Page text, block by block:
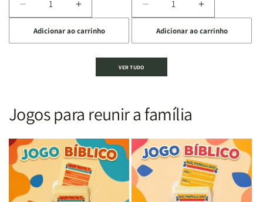
Diminuir
a
quantidade
de
Almeida
Letra
Média
Full
Color
Aumentar
a
quantidade
de
Bíblia
Almeida
Letra
Média
&amp;
Full
Color
Adicionar ao carrinho
Diminuir
a
quantidade
de
Bíblia
PPM
|
|
Full
Color
Capa
Aumentar
a
quantidade
de
|
Full
Color
|
Capa
Adicionar ao carrinho
VER TUDO
Jogos para reunir a família